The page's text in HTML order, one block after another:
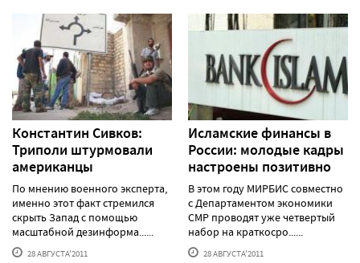
Константин Сивков:
Триполи штурмовали
американцы
По мнению военного эксперта,
именно этот факт стремился
скрыть Запад с помощью
масштабной дезинформа......
28 АВГУСТА'2011
Исламские финансы в
России: молодые кадры
настроены позитивно
В этом году МИРБИС совместно
с Департаментом экономики
СМР проводят уже четвертый
набор на краткосро......
28 АВГУСТА'2011